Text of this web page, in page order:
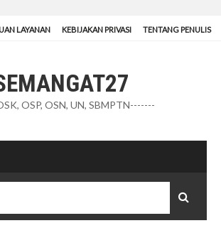
LAYANAN KEBIJAKAN PRIVASI TENTANG PENULIS
OSP, OSN, UN, SBMPTN-------